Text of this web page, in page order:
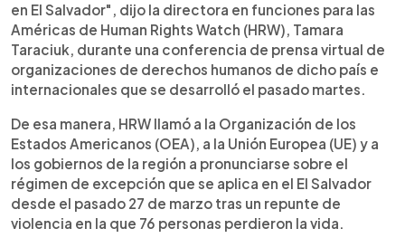
en El Salvador", dijo la directora en funciones para las
Américas de Human Rights Watch (HRW), Tamara
Taraciuk, durante una conferencia de prensa virtual de
organizaciones de derechos humanos de dicho país e
internacionales que se desarrolló el pasado martes.
De esa manera, HRW llamó a la Organización de los
Estados Americanos (OEA), a la Unión Europea (UE) y a
los gobiernos de la región a pronunciarse sobre el
régimen de excepción que se aplica en el El Salvador
desde el pasado 27 de marzo tras un repunte de
violencia en la que 76 personas perdieron la vida.